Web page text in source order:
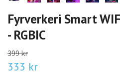
Fyrverkeri Smart
- RGBIC
399 kr
333 kr